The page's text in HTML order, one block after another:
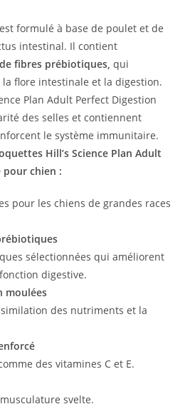
formulé à base de poulet et de
intestinal. Il contient
fibres prébiotiques,qui
flore intestinale et la digestion.
Plan Adult Perfect Digestion
des selles et contiennent
le système immunitaire.
Hill’s Science Plan Adult
pour chien :
pour les chiens de grandes races
sélectionnées qui améliorent
digestive.
moulées
des nutriments et la
des vitamines C et E.
svelte.